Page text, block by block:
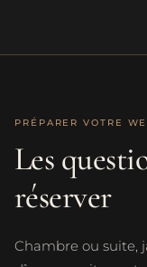
PRÉPARER VOTRE
Les
réserver
Chambre ou suite,